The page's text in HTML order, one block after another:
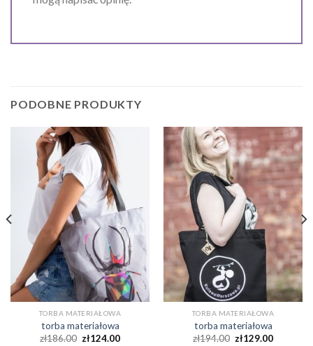
PODOBNE PRODUKTY
TORBA MATERIAŁOWA
torba materiałowa
zł186.00 zł124.00
TORBA MATERIAŁOWA
torba materiałowa
zł194.00 zł129.00